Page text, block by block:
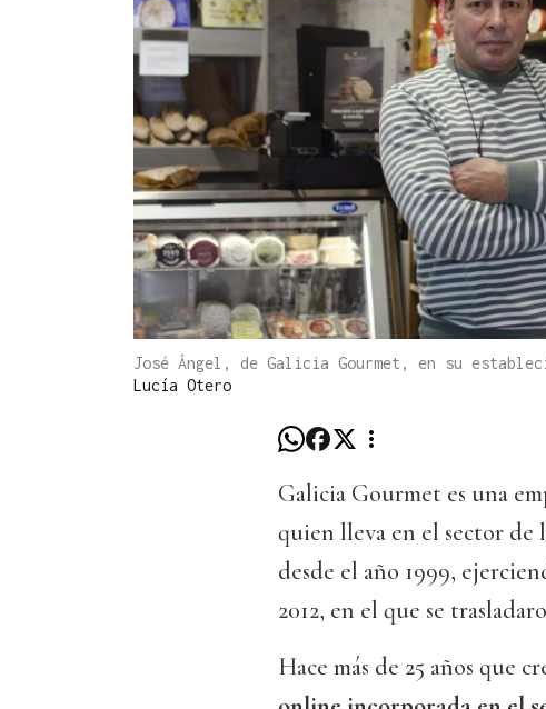
José Ángel, de Galicia Gourmet, en su
Lucía Otero
Galicia Gourmet es una
quien lleva en el sector
desde el año 1999,
2012, en el que se
Hace más de 25 años que